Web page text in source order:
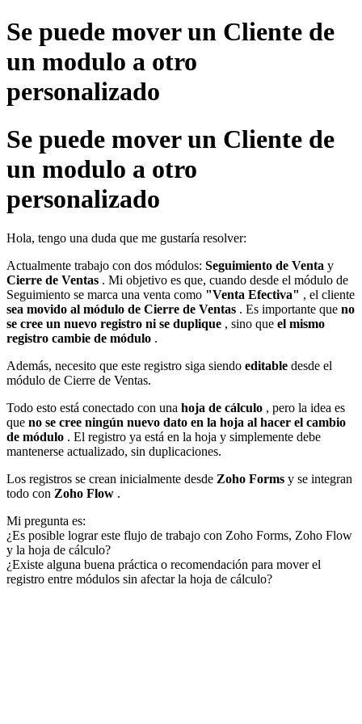
Se puede mover un Cliente de
un modulo a otro
personalizado
Se puede mover un Cliente de
un modulo a otro
personalizado
Hola, tengo una duda que me gustaría resolver:
Actualmente trabajo con dos módulos: Seguimiento de Venta y
Cierre de Ventas . Mi objetivo es que, cuando desde el módulo de
Seguimiento se marca una venta como "Venta Efectiva" , el cliente
sea movido al módulo de Cierre de Ventas . Es importante que no
se cree un nuevo registro ni se duplique , sino que el mismo
registro cambie de módulo .
Además, necesito que este registro siga siendo editable desde el
módulo de Cierre de Ventas.
Todo esto está conectado con una hoja de cálculo , pero la idea es
que no se cree ningún nuevo dato en la hoja al hacer el cambio
de módulo . El registro ya está en la hoja y simplemente debe
mantenerse actualizado, sin duplicaciones.
Los registros se crean inicialmente desde Zoho Forms y se integran
todo con Zoho Flow .
Mi pregunta es:
¿Es posible lograr este flujo de trabajo con Zoho Forms, Zoho Flow
y la hoja de cálculo?
¿Existe alguna buena práctica o recomendación para mover el
registro entre módulos sin afectar la hoja de cálculo?